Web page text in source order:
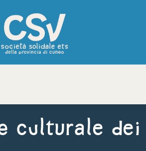
culturale